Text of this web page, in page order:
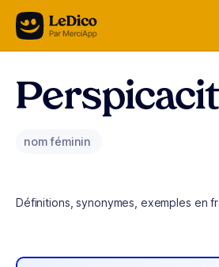
Aller au contenu
nom féminin
Définitions, synonymes, exemples en